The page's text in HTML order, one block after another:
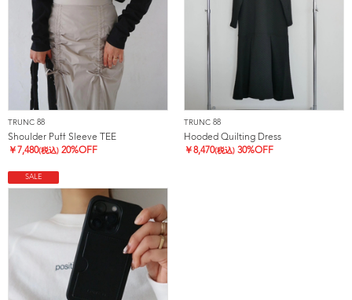
TRUNC 88
Shoulder Puff Sleeve TEE
￥ 7,480(税込) 20%OFF
TRUNC 88
Hooded Quilting Dress
￥8,470(税込) 30%OFF
SALE